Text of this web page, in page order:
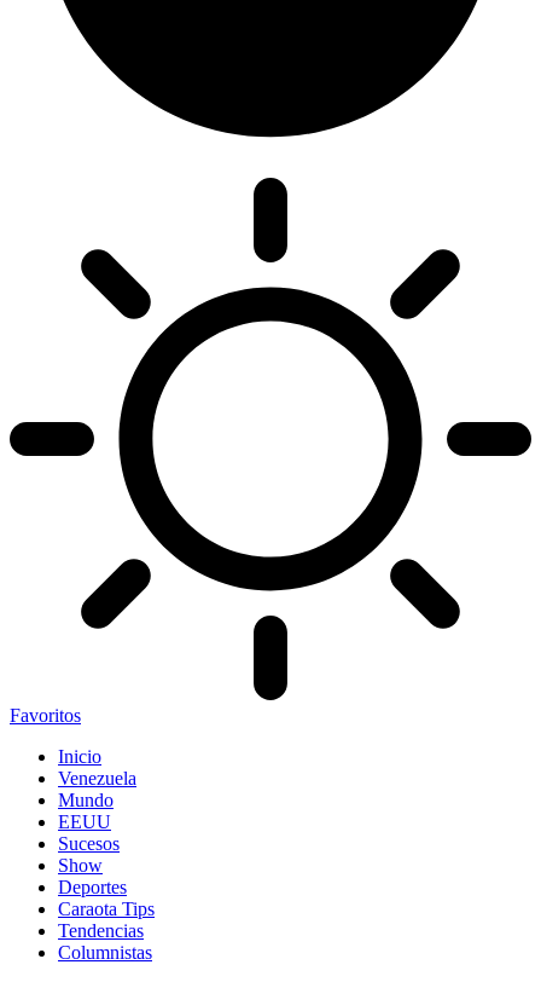
Favoritos
Inicio
Venezuela
Mundo
EEUU
Sucesos
Show
Deportes
Caraota Tips
Tendencias
Columnistas